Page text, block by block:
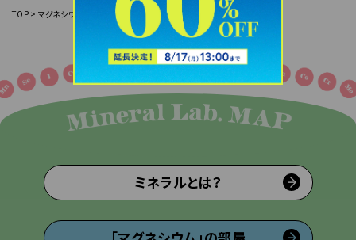
TOP > マグネシウムについて
ミネラルとは？